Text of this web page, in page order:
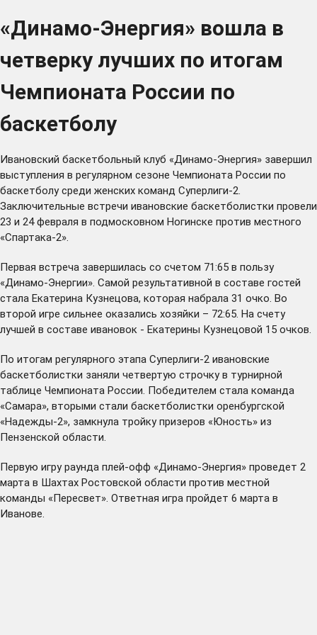
«Динамо-Энергия» вошла в
четверку лучших по итогам
Чемпионата России по
баскетболу
Ивановский баскетбольный клуб «Динамо-Энергия» завершил
выступления в регулярном сезоне Чемпионата России по
баскетболу среди женских команд Суперлиги-2.
Заключительные встречи ивановские баскетболистки провели
23 и 24 февраля в подмосковном Ногинске против местного
«Спартака-2».
Первая встреча завершилась со счетом 71:65 в пользу
«Динамо-Энергии». Самой результативной в составе гостей
стала Екатерина Кузнецова, которая набрала 31 очко. Во
второй игре сильнее оказались хозяйки – 72:65. На счету
лучшей в составе ивановок - Екатерины Кузнецовой 15 очков.
По итогам регулярного этапа Суперлиги-2 ивановские
баскетболистки заняли четвертую строчку в турнирной
таблице Чемпионата России. Победителем стала команда
«Самара», вторыми стали баскетболистки оренбургской
«Надежды-2», замкнула тройку призеров «Юность» из
Пензенской области.
Первую игру раунда плей-офф «Динамо-Энергия» проведет 2
марта в Шахтах Ростовской области против местной
команды «Пересвет». Ответная игра пройдет 6 марта в
Иванове.